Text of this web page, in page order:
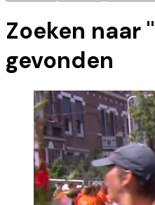
Zoeken naar "
gevonden